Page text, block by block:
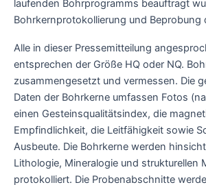
laufenden Bohrprogramms beauftragt
Bohrkernprotokollierung und Beprobung
Alle in dieser Pressemitteilung
entsprechen der Größe HQ oder NQ.
zusammengesetzt und vermessen. Die
Daten der Bohrkerne umfassen Fotos
einen Gesteinsqualitätsindex, die
Empfindlichkeit, die Leitfähigkeit sowie
Ausbeute. Die Bohrkerne werden
Lithologie, Mineralogie und strukturellen
protokolliert. Die Probenabschnitte